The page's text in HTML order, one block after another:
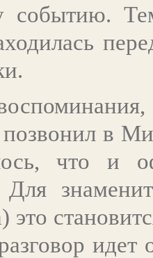
событию.
в
что и
это
идет